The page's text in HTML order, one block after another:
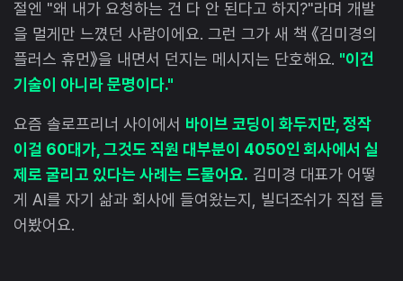
절엔 "왜 내가 요청하는 건 다 안 된다고 하지?"라며 개발
을 멀게만 느꼈던 사람이에요. 그런 그가 새 책 《김미경의
플러스 휴먼》을 내면서 던지는 메시지는 단호해요. "이건
기술이 아니라 문명이다."
요즘 솔로프리너 사이에서 바이브 코딩이 화두지만, 정작
이걸 60대가, 그것도 직원 대부분이 4050인 회사에서 실
제로 굴리고 있다는 사례는 드물어요. 김미경 대표가 어떻
게 AI를 자기 삶과 회사에 들여왔는지, 빌더조쉬가 직접 들
어봤어요.